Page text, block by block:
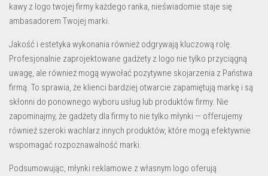
kawy z logo twojej firmy każdego ranka, nieświadomie staje się
ambasadorem Twojej marki.
Jakość i estetyka wykonania również odgrywają kluczową rolę.
Profesjonalnie zaprojektowane gadżety z logo nie tylko przyciągną
uwagę, ale również mogą wywołać pozytywne skojarzenia z Państwa
firmą. To sprawia, że klienci bardziej otwarcie zapamiętują markę i są
skłonni do ponownego wyboru usług lub produktów firmy. Nie
zapominajmy, że gadżety dla firmyto nie tylko młynki — offerujemy
również szeroki wachlarz innych produktów, które mogą efektywnie
wspomagać rozpoznawalność marki.
Podsumowując, młynki reklamowe z własnym logo oferują